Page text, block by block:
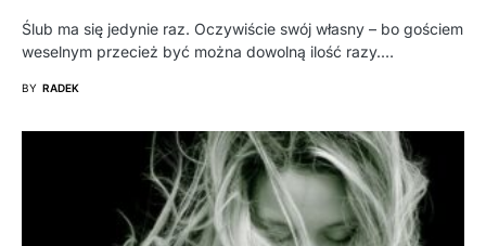
Ślub ma się jedynie raz. Oczywiście swój własny – bo gościem
weselnym przecież być można dowolną ilość razy.…
BY RADEK